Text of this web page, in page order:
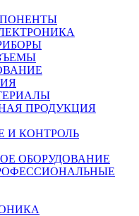
ПРОДУКЦИЯ
И КОНТРОЛЬ
ОБОРУДОВАНИЕ